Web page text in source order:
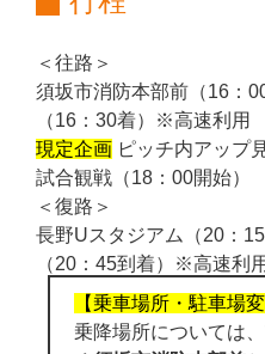
＜往路＞
須坂市消防本部前（16：
（16：30着）※高速利用
現定企画 ピッチ内アップ
試合観戦（18：00開始）
＜復路＞
長野Uスタジアム（20：
（20：45到着）※高速利
【乗車場所・ 駐車場
乗降場所については